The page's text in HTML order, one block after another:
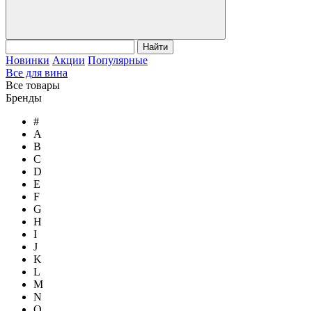
Найти
Новинки Акции Популярные
Все для вина
Все товары
Бренды
#
A
B
C
D
E
F
G
H
I
J
K
L
M
N